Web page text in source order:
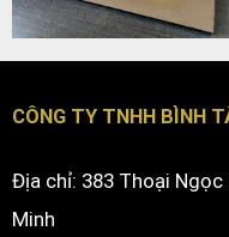
CÔNG TY TNHH BÌNH
Địa chỉ: 383 Thoại Ngọc
Minh